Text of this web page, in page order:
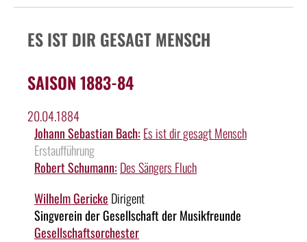
ES IST DIR GESAGT MENSCH
SAISON 1883-84
20.04.1884
Johann Sebastian Bach: Es ist dir gesagt Mensch
Erstaufführung
Robert Schumann: Des Sängers Fluch
Wilhelm Gericke Dirigent
Singverein der Gesellschaft der Musikfreunde
Gesellschaftsorchester